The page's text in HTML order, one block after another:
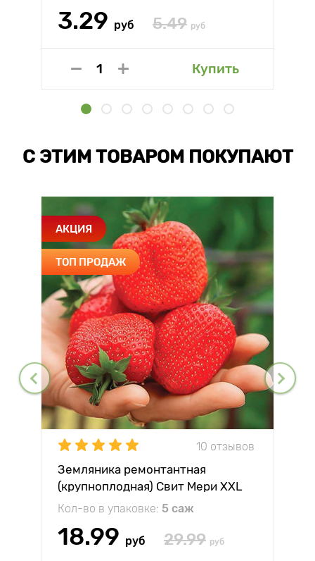
3.29 руб 5.49 руб
Купить
С ЭТИМ ТОВАРОМ ПОКУПАЮТ
АКЦИЯ
ТОП ПРОДАЖ
10 отзывов
Земляника ремонтантная
(крупноплодная) Свит Мери XXL
Кол-во в упаковке: 5 саж
18.99 руб 29.99 руб